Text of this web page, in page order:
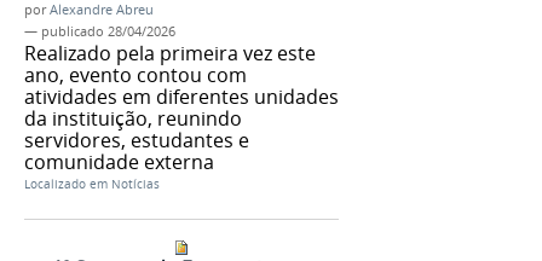
porAlexandre Abreu
— publicado 28/04/2026
Realizado pela primeira vez este
ano, evento contou com
atividades em diferentes unidades
da instituição, reunindo
servidores, estudantes e
comunidade externa
Localizado em Notícias